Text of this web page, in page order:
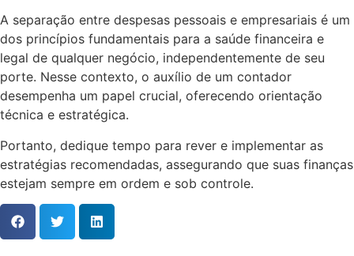
A separação entre despesas pessoais e empresariais é um
dos princípios fundamentais para a saúde financeira e
legal de qualquer negócio, independentemente de seu
porte. Nesse contexto, o auxílio de um contador
desempenha um papel crucial, oferecendo orientação
técnica e estratégica.
Portanto, dedique tempo para rever e implementar as
estratégias recomendadas, assegurando que suas finanças
estejam sempre em ordem e sob controle.